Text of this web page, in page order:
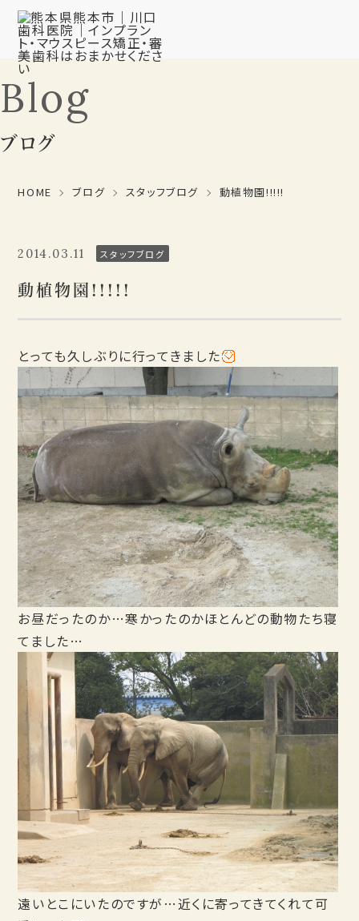
Blog
ブログ
HOME ブログ スタッフブログ 動植物園!!!!!
2014.03.11 スタッフブログ
動植物園!!!!!
とっても久しぶりに行ってきました
お昼だったのか…寒かったのかほとんどの動物たち寝
てました…
遠いとこにいたのですが…近くに寄ってきてくれて可